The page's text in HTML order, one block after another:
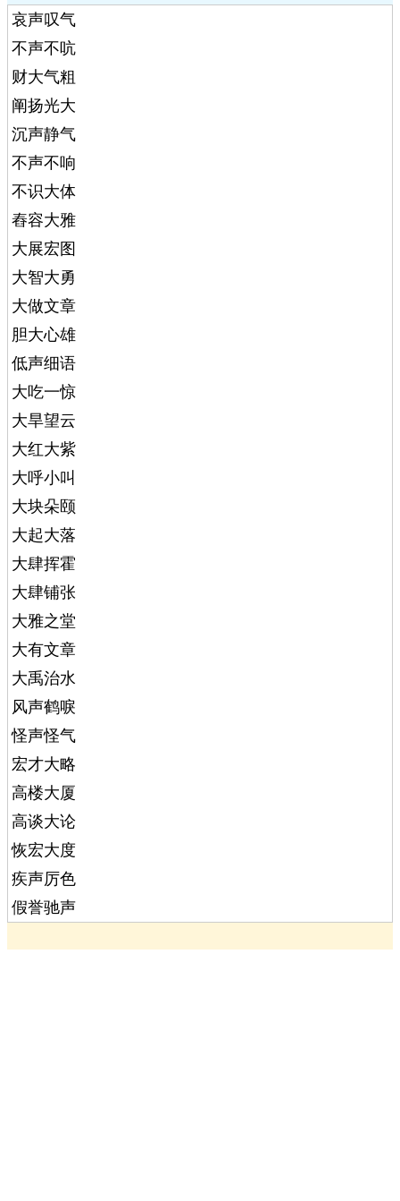
哀声叹气
不声不吭
财大气粗
阐扬光大
沉声静气
不声不响
不识大体
舂容大雅
大展宏图
大智大勇
大做文章
胆大心雄
低声细语
大吃一惊
大旱望云
大红大紫
大呼小叫
大块朵颐
大起大落
大肆挥霍
大肆铺张
大雅之堂
大有文章
大禹治水
风声鹤唳
怪声怪气
宏才大略
高楼大厦
高谈大论
恢宏大度
疾声厉色
假誉驰声